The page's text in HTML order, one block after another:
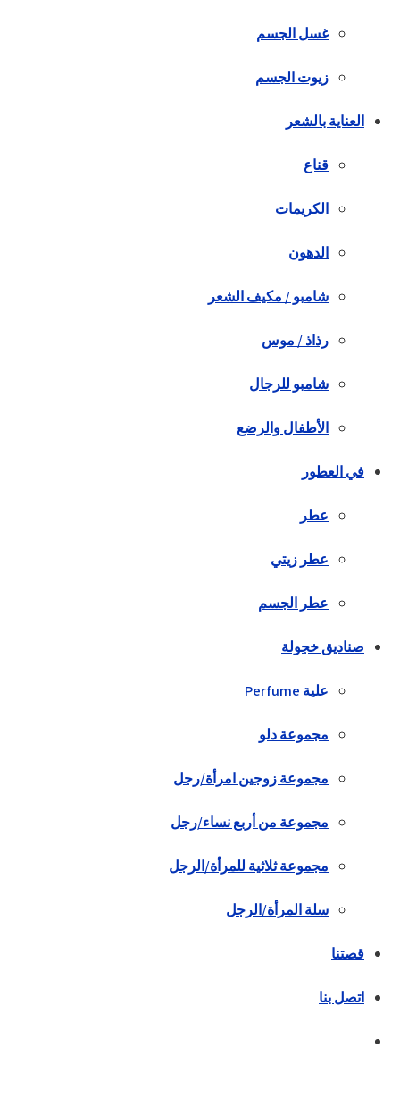
غسل الجسم
زيوت الجسم
العناية بالشعر
قناع
الكريمات
الدهون
شامبو / مكيف الشعر
رذاذ / موس
شامبو للرجال
الأطفال والرضع
في العطور
عطر
عطر زيتي
عطر الجسم
صناديق خجولة
علية Perfume
مجموعة دلو
مجموعة زوجين امرأة/رجل
مجموعة من أربع نساء/رجل
مجموعة ثلاثية للمرأة/الرجل
سلة المرأة/الرجل
قصتنا
اتصل بنا